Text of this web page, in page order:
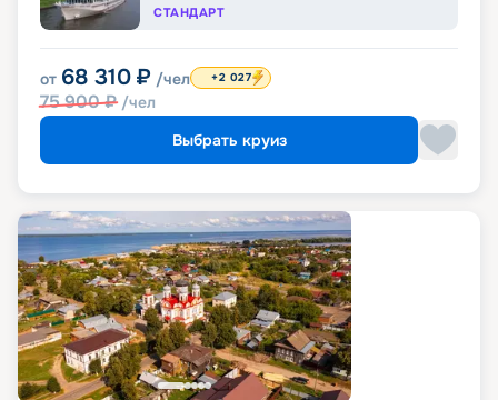
СТАНДАРТ
от 68 310 ₽ /чел
75 900₽ /чел
+2 027
Выбрать круиз